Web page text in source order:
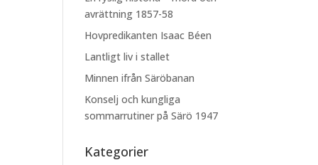
avrättning 1857-58
Hovpredikanten Isaac Béen
Lantligt liv i stallet
Minnen ifrån Säröbanan
Konselj och kungliga
sommarrutiner på Särö 1947
Kategorier